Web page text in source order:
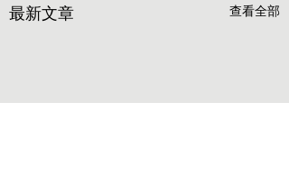
最新文章 查看全部